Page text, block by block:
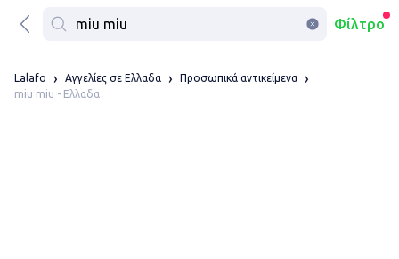
Φίλτρο
Lalafo Αγγελίες σε Ελλαδα
Προσωπικά αντικείμενα
miu miu - Ελλαδα